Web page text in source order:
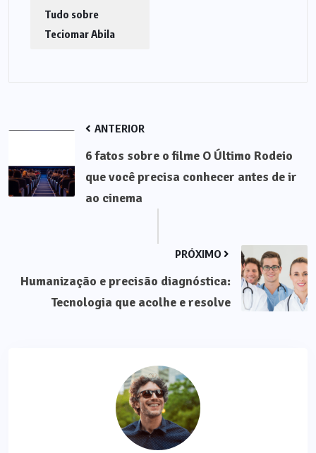
Tudo sobre
Teciomar Abila
ANTERIOR
6 fatos sobre o filme O Último Rodeio
que você precisa conhecer antes de ir
ao cinema
PRÓXIMO
Humanização e precisão diagnóstica:
Tecnologia que acolhe e resolve